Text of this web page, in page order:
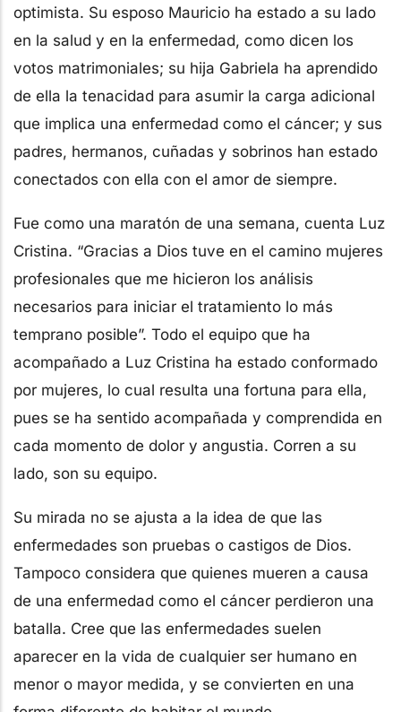
optimista. Su esposo Mauricio ha estado a su lado
en la salud y en la enfermedad, como dicen los
votos matrimoniales; su hija Gabriela ha aprendido
de ella la tenacidad para asumir la carga adicional
que implica una enfermedad como el cáncer; y sus
padres, hermanos, cuñadas y sobrinos han estado
conectados con ella con el amor de siempre.
Fue como una maratón de una semana, cuenta Luz
Cristina. “Gracias a Dios tuve en el camino mujeres
profesionales que me hicieron los análisis
necesarios para iniciar el tratamiento lo más
temprano posible”. Todo el equipo que ha
acompañado a Luz Cristina ha estado conformado
por mujeres, lo cual resulta una fortuna para ella,
pues se ha sentido acompañada y comprendida en
cada momento de dolor y angustia. Corren a su
lado, son su equipo.
Su mirada no se ajusta a la idea de que las
enfermedades son pruebas o castigos de Dios.
Tampoco considera que quienes mueren a causa
de una enfermedad como el cáncer perdieron una
batalla. Cree que las enfermedades suelen
aparecer en la vida de cualquier ser humano en
menor o mayor medida, y se convierten en una